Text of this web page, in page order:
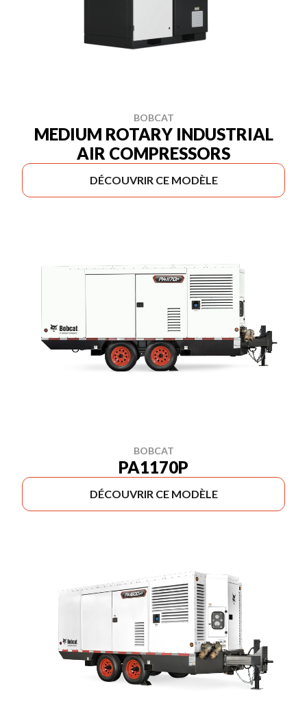
BOBCAT
MEDIUM ROTARY INDUSTRIAL
AIR COMPRESSORS
DÉCOUVRIR CE MODÈLE
BOBCAT
PA1170P
DÉCOUVRIR CE MODÈLE